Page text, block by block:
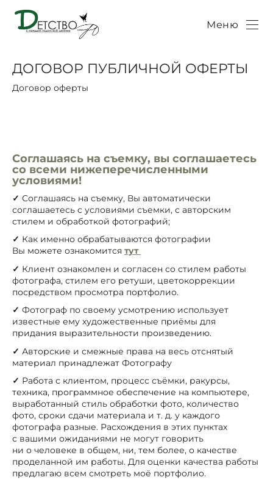
Меню
ДОГОВОР ПУБЛИЧНОЙ ОФЕРТЫ
Договор оферты
Соглашаясь на съемку, вы соглашаетесь
со всеми нижеперечисленными
условиями!
✓ Соглашаясь на съемку, Вы автоматически
соглашаетесь с условиями съемки, с авторским
стилем и обработкой фотографий;
✓ Как именно обрабатываются фотографии
Вы можете ознакомится тут
✓ Клиент ознакомлен и согласен со стилем работы
фотографа, стилем его ретуши, цветокоррекции
посредством просмотра портфолио.
✓ Фотограф по своему усмотрению использует
известные ему художественные приёмы для
придания выразительности произведению.
✓ Авторские и смежные права на весь отснятый
материал принадлежат Фотографу
✓ Работа с клиентом, процесс съёмки, ракурсы,
техника, программное обеспечение на компьютере,
выработанный стиль обработки фото, количество
фото, сроки сдачи материала и т. д. у каждого
фотографа разные. Расхождения в этих пунктах
с вашими ожиданиями не могут говорить
ни о человеке в общем, ни, тем более, о качестве
проделанной им работы. Для оценки качества работы
предлагаю всем смотреть моё портфолио.